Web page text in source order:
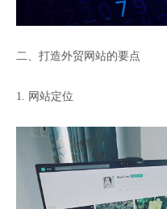
二、打造外贸网站的要点
1. 网站定位